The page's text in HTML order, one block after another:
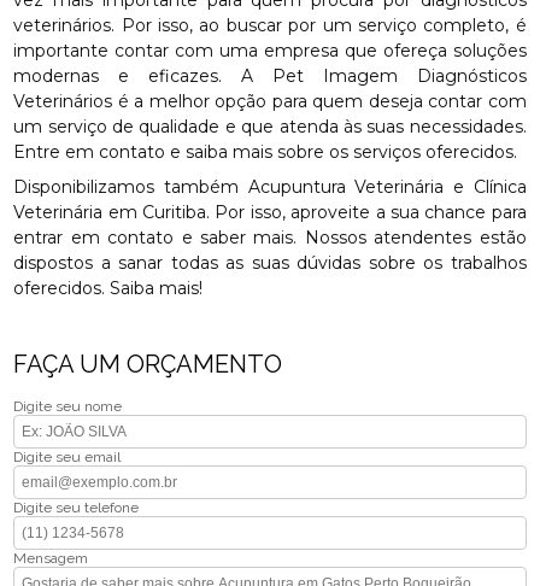
veterinários. Por isso, ao buscar por um serviço completo, é
importante contar com uma empresa que ofereça soluções
modernas e eficazes. A Pet Imagem Diagnósticos
Veterinários é a melhor opção para quem deseja contar com
um serviço de qualidade e que atenda às suas necessidades.
Entre em contato e saiba mais sobre os serviços oferecidos.
Disponibilizamos também Acupuntura Veterinária e Clínica
Veterinária em Curitiba. Por isso, aproveite a sua chance para
entrar em contato e saber mais. Nossos atendentes estão
dispostos a sanar todas as suas dúvidas sobre os trabalhos
oferecidos. Saiba mais!
FAÇA UM ORÇAMENTO
Digite seu nome
Digite seu email
Digite seu telefone
Mensagem